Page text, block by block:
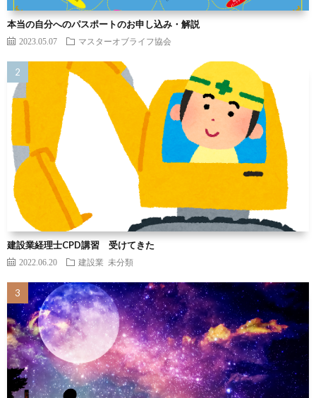
本当の自分へのパスポートのお申し込み・解説
2023.05.07 マスターオブライフ協会
建設業経理士CPD講習 受けてきた
2022.06.20 建設業 未分類